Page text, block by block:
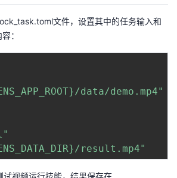
文件，设置其中的任务输入和
：
data/demo.mp4"
result.mp4"
视频运行技能，结果保存在